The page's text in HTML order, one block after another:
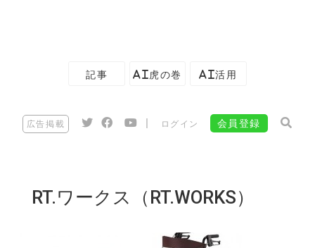
記事 AI虎の巻 AI活用
広告掲載 ログイン 会員登録
RT.ワークス（RT.WORKS）